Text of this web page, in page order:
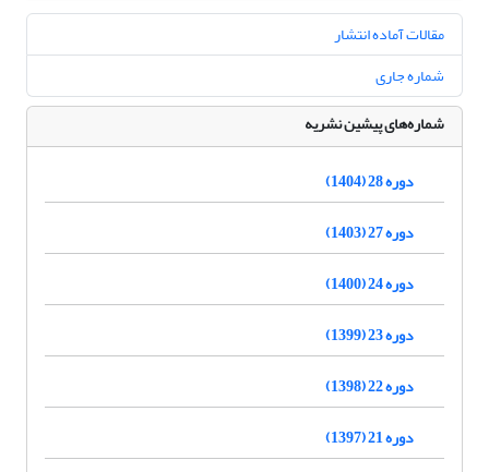
مقالات آماده انتشار
شماره جاری
شماره‌های پیشین نشریه
دوره 28 (1404)
دوره 27 (1403)
دوره 24 (1400)
دوره 23 (1399)
دوره 22 (1398)
دوره 21 (1397)